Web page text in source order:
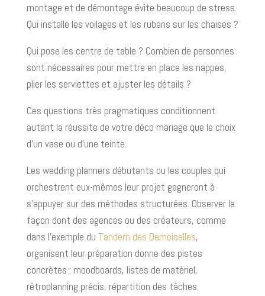
montage et de démontage évite beaucoup de stress.
Qui installe les voilages et les rubans sur les chaises ?
Qui pose les centre de table ? Combien de personnes
sont nécessaires pour mettre en place les nappes,
plier les serviettes et ajuster les détails ?
Ces questions très pragmatiques conditionnent
autant la réussite de votre déco mariage que le choix
d’un vase ou d’une teinte.
Les wedding planners débutants ou les couples qui
orchestrent eux-mêmes leur projet gagneront à
s’appuyer sur des méthodes structurées. Observer la
façon dont des agences ou des créateurs, comme
dans l’exemple du Tandem des Demoiselles,
organisent leur préparation donne des pistes
concrètes : moodboards, listes de matériel,
rétroplanning précis, répartition des tâches.